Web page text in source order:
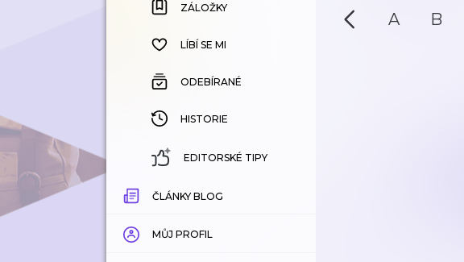
ZÁLOŽKY
HISTORIE
ZÁLOŽKY
LÍBÍ SE MI
ODEBÍRANÉ
HISTORIE
EDITORSKÉ TIPY
ČLÁNKY BLOG
MŮJ PROFIL
A B